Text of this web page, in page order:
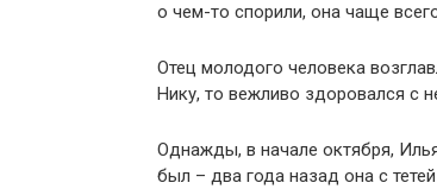
о чем-то спорили, она чаще
Отец молодого человека
Нику, то вежливо здоровался с
Однажды, в начале октября,
был – два года назад она с